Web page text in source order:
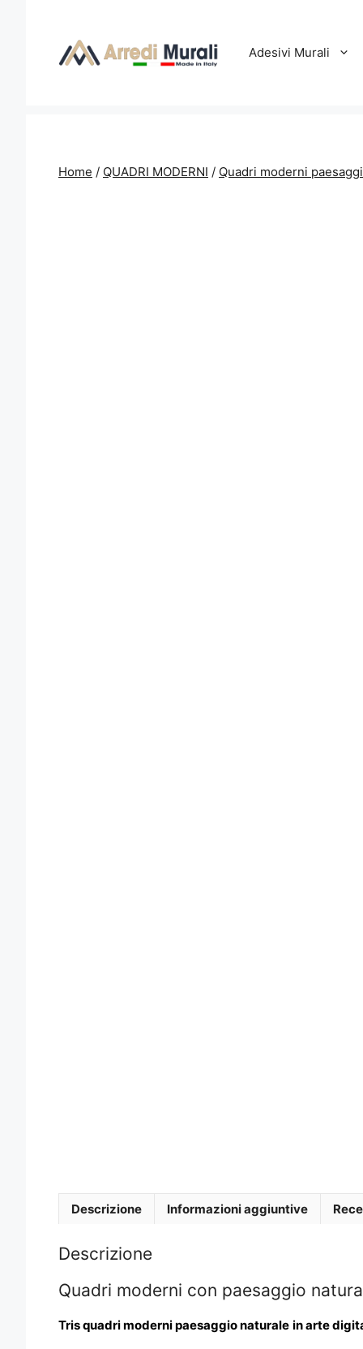
Adesivi Murali
Home / QUADRI MODERNI / Quadri moderni paesaggi
Descrizione Informazioni aggiuntive
Descrizione
Quadri moderni con paesaggio
Tris quadri moderni paesaggio naturale in arte